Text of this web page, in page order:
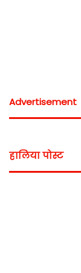
Advertisement
हालिया पोस्ट